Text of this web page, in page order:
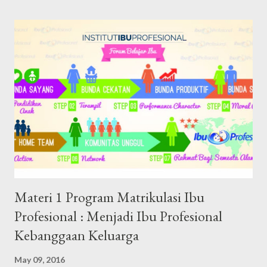
kuliah, yang mana per mata kuliah terdiri dari 40 modul. Maka
total ada 120 modul yang harus dibaca dan dikerjakan kuisnya.
Dilengkapi dengan tiga tugas research paper per mata kuliah,
sehingga totalnya ada sembilan research paper yang harus
dikerjakan. Kemudian, setiap mata kuliah juga dilengkapi dengan
referensi yang jumlahnya terbilang banyak . Benar adanya kalau
semester satu kemarin terbilang pemanasan. Baru mengunduh
materi referensi untu...
Materi 1 Program Matrikulasi Ibu
Profesional : Menjadi Ibu Profesional
Kebanggaan Keluarga
May 09, 2016